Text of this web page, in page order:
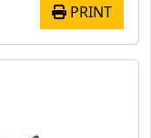
PRINT